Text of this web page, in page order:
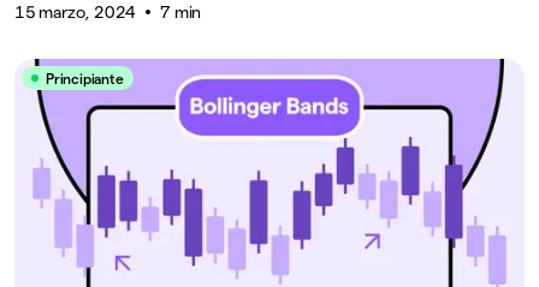
15 marzo, 2024 7 min
Principiante